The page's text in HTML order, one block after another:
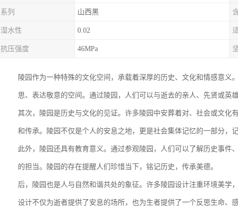
系列 山西黑
湿水性 0.02
抗压强度 46MPa
陵园作为一种特殊的文化空间，承载着深厚的历史、文化和情感意
思、表达敬意的空间。通过陵园，人们可以与逝去的亲人、先贤或英
其次，陵园是历史与文化的见证。许多陵园中安葬着对、社会或文
和传承。陵园不仅是个人的安息之地，更是社会集体记忆的一部分，
此外，陵园还具有教育意义。通过参观陵园，人们可以了解历史事
的担当。陵园的存在提醒人们珍惜当下，铭记历史，传承美德。
后，陵园也是人与自然和谐共处的象征。许多陵园设计注重环境美
设计不仅为逝者提供了安息的场所，也为生者提供了一个反思生命、